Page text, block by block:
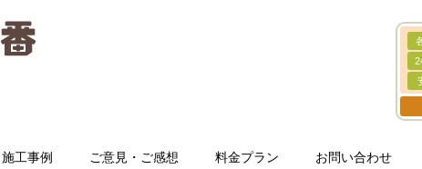
施工事例 ご意見・ご感想 料金プラン お問い合わせ